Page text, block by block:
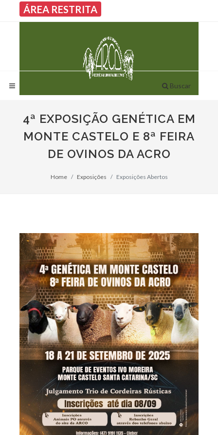
ÁREA RESTRITA
Buscar
4ª EXPOSIÇÃO GENÉTICA EM
MONTE CASTELO E 8ª FEIRA
DE OVINOS DA ACRO
Home Exposições Exposições Abertos